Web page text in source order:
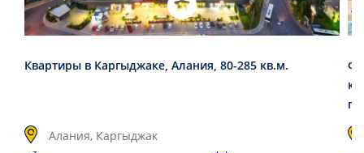
Квартиры в Каргыджаке, Алания, 80-285 кв.м.
Алания, Каргыджак